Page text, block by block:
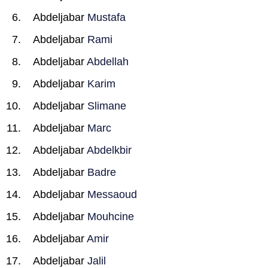
Abdeljabar Mustafa
Abdeljabar Rami
Abdeljabar Abdellah
Abdeljabar Karim
Abdeljabar Slimane
Abdeljabar Marc
Abdeljabar Abdelkbir
Abdeljabar Badre
Abdeljabar Messaoud
Abdeljabar Mouhcine
Abdeljabar Amir
Abdeljabar Jalil